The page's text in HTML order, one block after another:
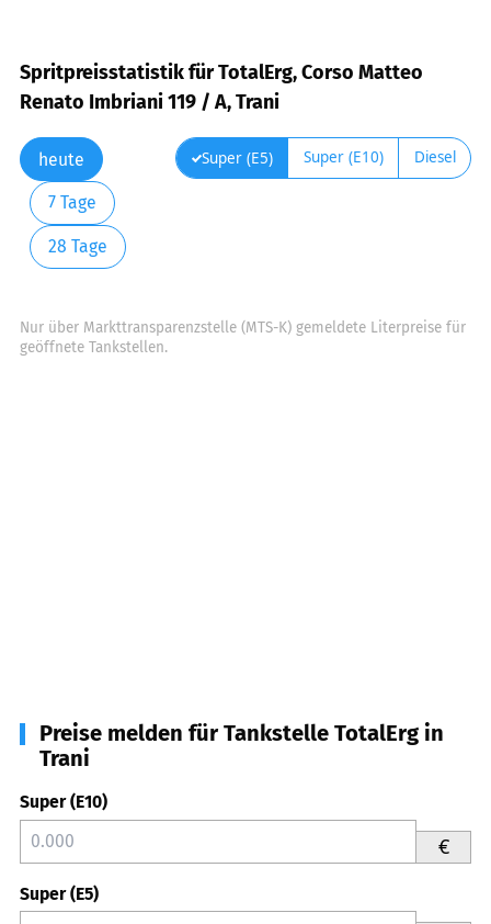
Spritpreisstatistik für TotalErg, Corso Matteo
Renato Imbriani 119 / A, Trani
heute
7 Tage
28 Tage
Super (E5) Super (E10) Diesel
Nur über Markttransparenzstelle (MTS-K) gemeldete Literpreise für
geöffnete Tankstellen.
Preise melden für Tankstelle TotalErg in
Trani
Super (E10)
€
Super (E5)